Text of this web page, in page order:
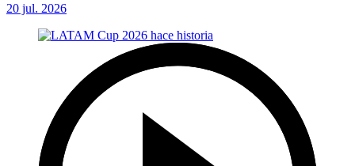
20 jul. 2026